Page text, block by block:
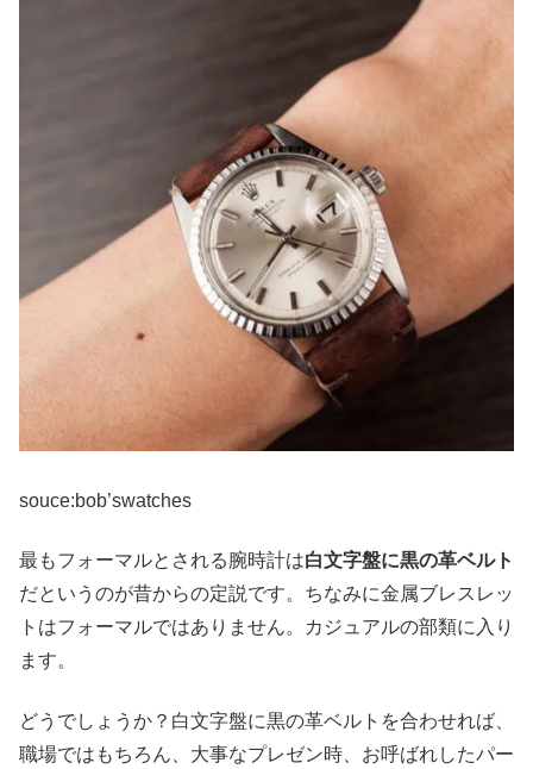
souce:bob’swatches
最もフォーマルとされる腕時計は白文字盤に黒の革ベルト
だというのが昔からの定説です。ちなみに金属ブレスレッ
トはフォーマルではありません。カジュアルの部類に入り
ます。
どうでしょうか？白文字盤に黒の革ベルトを合わせれば、
職場ではもちろん、大事なプレゼン時、お呼ばれしたパー